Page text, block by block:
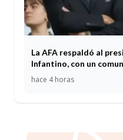
La AFA respaldó al
Infantino, con un
hace 4 horas